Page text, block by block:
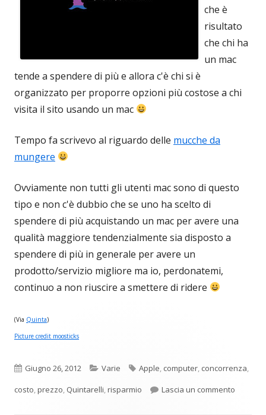
che è
risultato
che chi ha
un mac
tende a spendere di più e allora c'è chi si è
organizzato per proporre opzioni più costose a chi
visita il sito usando un mac
Tempo fa scrivevo al riguardo delle mucche da
mungere
Ovviamente non tutti gli utenti mac sono di questo
tipo e non c'è dubbio che se uno ha scelto di
spendere di più acquistando un mac per avere una
qualità maggiore tendenzialmente sia disposto a
spendere di più in generale per avere un
prodotto/servizio migliore ma io, perdonatemi,
continuo a non riuscire a smettere di ridere
(Via Quinta)
Picture credit moosticks
Pubblicato
Giugno 26, 2012 Categorie
Varie Tag
Apple, computer, concorrenza,
costo,prezzo, Quintarelli,risparmio Lascia un commento